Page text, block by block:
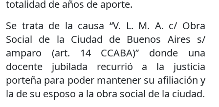
totalidad de años de aporte.
Se trata de la causa “V. L. M. A. c/ Obra
Social de la Ciudad de Buenos Aires s/
amparo (art. 14 CCABA)” donde una
docente jubilada recurrió a la justicia
porteña para poder mantener su afiliación y
la de su esposo a la obra social de la ciudad.